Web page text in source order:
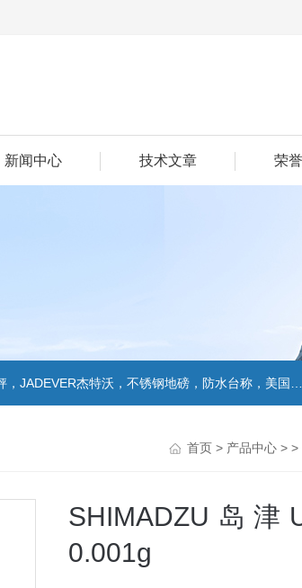
新闻中心 技术文章 荣
特沃，不锈钢地磅，防水台称，美国双杰天平，报警电子称
首页 > 产品中心 > >
SHIMADZU岛
0.001g